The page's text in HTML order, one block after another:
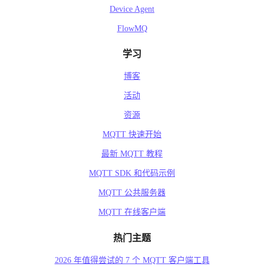
Device Agent
FlowMQ
学习
博客
活动
资源
MQTT 快速开始
最新 MQTT 教程
MQTT SDK 和代码示例
MQTT 公共服务器
MQTT 在线客户端
热门主题
2026 年值得尝试的 7 个 MQTT 客户端工具